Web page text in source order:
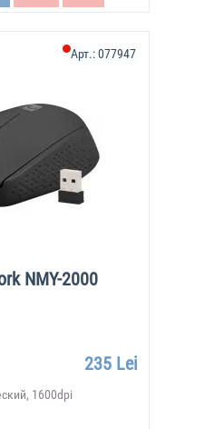
NMY-2000
Арт.:077947
235 Lei
1600dpi